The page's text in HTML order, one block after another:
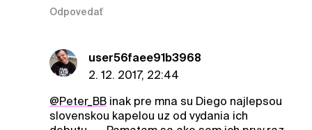
Odpovedať
user56faee91b3968
2. 12. 2017, 22:44
@Peter_BBinak pre mna su Diego najlepsou
slovenskou kapelou uz od vydania ich